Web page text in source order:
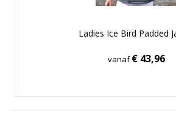
Ladies Ice Bird Padded
vanaf€ 43,96